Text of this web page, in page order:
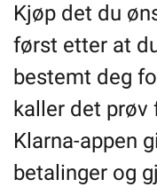
Kjøp det du
først etter at
bestemt deg
kaller det prøv
Klarna-appen
betalinger og